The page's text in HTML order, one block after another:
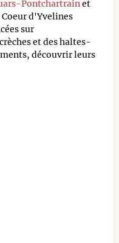
Pontchartrainet
d'Yvelines
sur
et des haltes-
découvrir leurs